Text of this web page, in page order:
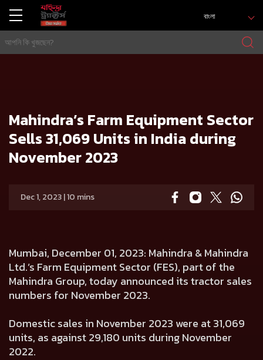
বাংলা
Mahindra’s Farm Equipment Sector
Sells 31,069 Units in India during
November 2023
Dec 1, 2023 | 10 mins
Mumbai, December 01, 2023: Mahindra & Mahindra
Ltd.’s Farm Equipment Sector (FES), part of the
Mahindra Group, today announced its tractor sales
numbers for November 2023.
Domestic sales in November 2023 were at 31,069
units, as against 29,180 units during November
2022.